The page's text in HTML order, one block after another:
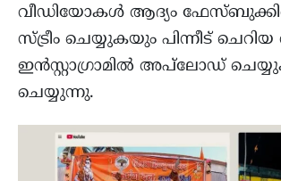
വീഡിയോകൾ ആദ്യം
സ്ട്രീം ചെയ്യുകയും പിന്നീട്
ഇൻസ്റ്റാഗ്രാമിൽ അപ്‌ലോഡ്
ചെയ്യുന്നു.